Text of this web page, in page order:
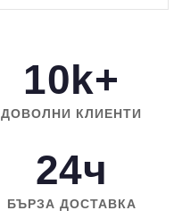
10k+
ДОВОЛНИ КЛИЕНТИ
24ч
БЪРЗА ДОСТАВКА